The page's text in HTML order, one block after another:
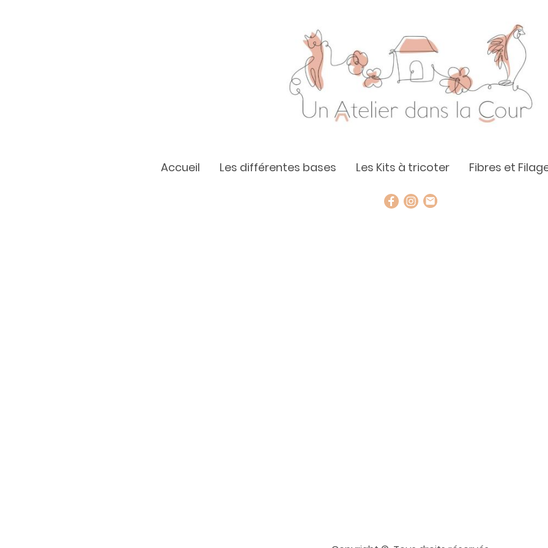
Accueil Les différentes bases Les Kits à tricoter Fibres et